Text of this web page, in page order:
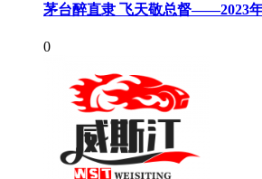
茅台醉直隶 飞天敬总督——2023
0